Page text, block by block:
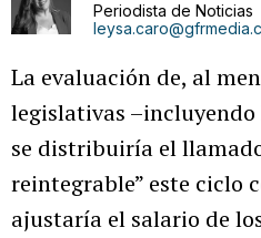
Periodista de Noticias
La evaluación de, al
legislativas –incluyendo
se distribuiría el
reintegrable” este ciclo
ajustaría el salario de